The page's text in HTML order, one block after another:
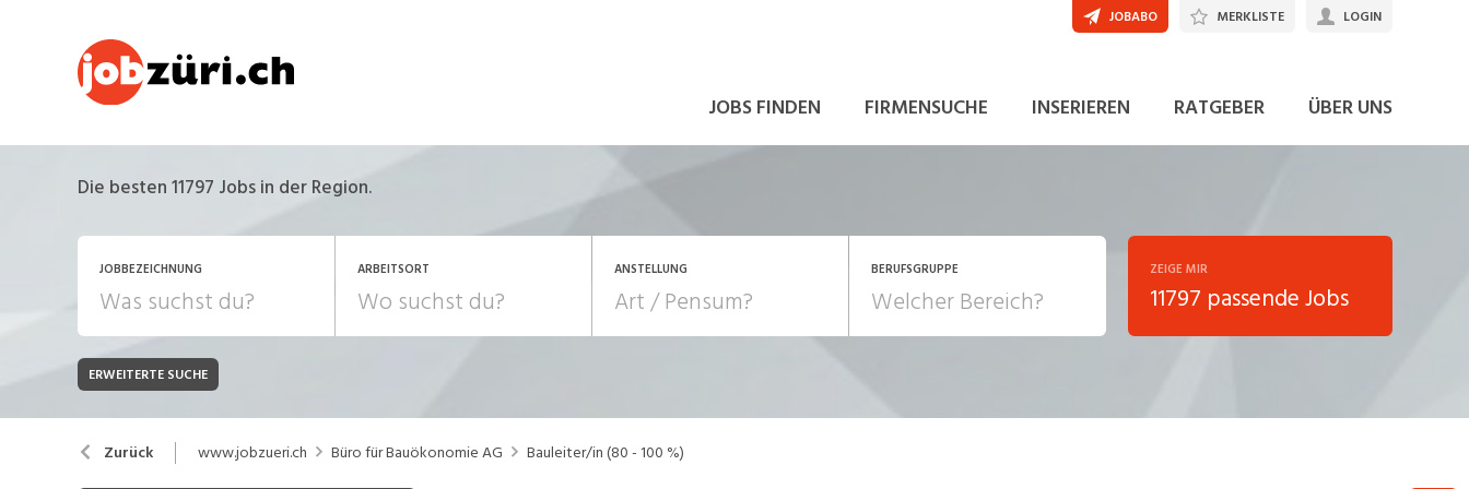
JOBS FINDEN FIRMENSUCHE INSERIEREN RATGEBER ÜBER UNS
JOBABO MERKLISTE LOGIN
Die besten 11797 Jobs in der Region.
JOBBEZEICHNUNG ARBEITSORT ANSTELLUNG
JOB-TYP
Festanstellung
Temporär (befristet)
BERUFSGRUPPE
Bank, Versicherung
Chemie, Pharma, Biotechnologie
Consulting, Human Resources
ZEIGE MIR
11797 passende Jobs
ERWEITERTE SUCHE
Zurück www.jobzueri.ch Büro für Bauökonomie AG Bauleiter/in (80 - 100 %)
JETZT BEWERBEN